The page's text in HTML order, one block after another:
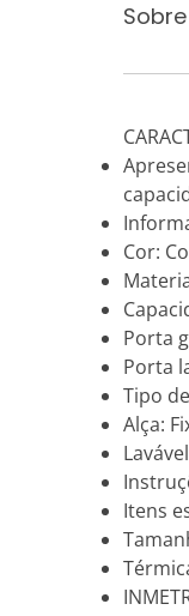
Cor:
Porta
Porta
Tipo
Alça:
Itens